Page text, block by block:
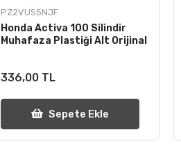
PZ2VUS5NJF
Honda Activa 100 Silindir
Muhafaza Plastiği Alt Orijinal
336,00 TL
Sepete Ekle